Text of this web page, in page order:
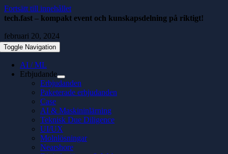
Fortsätt till innehållet
Toggle Navigation
AI / ML
Erbjudande
Erbjudanden
Paketerade erbjudanden
Case
AI & Maskininlärning
Teknisk Due Diligence
UI/UX
Molnlösningar
Nearshore
tech.fast – kompakt event och kunskapsdelning på riktigt!
februari 20, 2024